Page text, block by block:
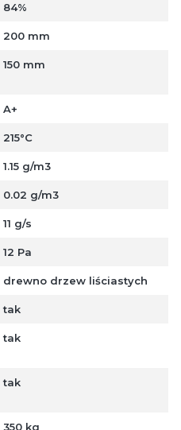
84%
200 mm
150 mm
A+
215°C
1.15 g/m3
0.02 g/m3
11 g/s
12 Pa
drewno drzew liściastych
tak
tak
tak
350 kg